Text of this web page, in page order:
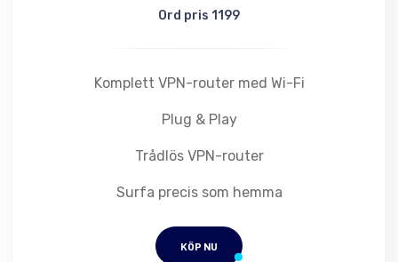
Ord pris 1199
Komplett VPN-router med Wi-Fi
Plug & Play
Trådlös VPN-router
Surfa precis som hemma
KÖP NU